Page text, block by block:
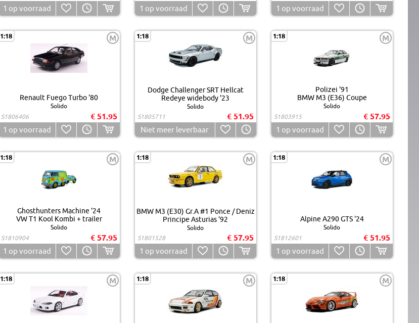
1 op voorraad 1 op voorraad 1 op voorraad
1:18 M
Renault Fuego Turbo '80
Solido
S1806406
€ 51.95
1 op voorraad
1:18 M
Dodge Challenger SRT Hellcat
Redeye widebody '23
Solido
S1805711
€ 51.95
Niet meer leverbaar
1:18 M
Polizei '91
BMW M3 (E36) Coupe
Solido
S1803915
€ 57.95
1 op voorraad
1:18 M
Ghosthunters Machine '24
VW T1 Kool Kombi + trailer
Solido
S1810904
€ 57.95
1 op voorraad
1:18 M
BMW M3 (E30) Gr.A #1 Ponce / Deniz
Principe Asturias '92
Solido
S1801528
€ 57.95
1 op voorraad
1:18 M
Alpine A290 GTS '24
Solido
S1812601
€ 51.95
1 op voorraad
1:18 M 1:18 M 1:18 M